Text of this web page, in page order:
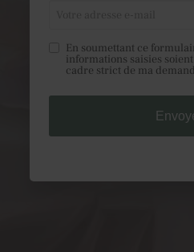
En soumettant ce
informations saisies
cadre strict de ma